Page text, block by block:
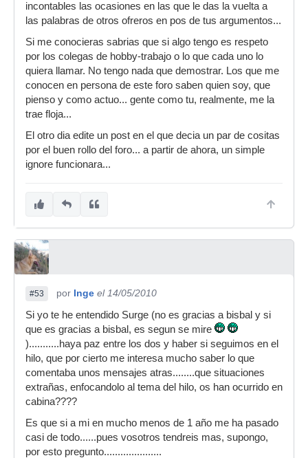
incontables las ocasiones en las que le das la vuelta a
las palabras de otros ofreros en pos de tus argumentos...
Si me conocieras sabrias que si algo tengo es respeto
por los colegas de hobby-trabajo o lo que cada uno lo
quiera llamar. No tengo nada que demostrar. Los que me
conocen en persona de este foro saben quien soy, que
pienso y como actuo... gente como tu, realmente, me la
trae floja...
El otro dia edite un post en el que decia un par de cositas
por el buen rollo del foro... a partir de ahora, un simple
ignore funcionara...
#53 por Inge el 14/05/2010
Si yo te he entendido Surge (no es gracias a bisbal y si
que es gracias a bisbal, es segun se mire
)...........haya paz entre los dos y haber si seguimos en el
hilo, que por cierto me interesa mucho saber lo que
comentaba unos mensajes atras........que situaciones
extrañas, enfocandolo al tema del hilo, os han ocurrido en
cabina????
Es que si a mi en mucho menos de 1 año me ha pasado
casi de todo......pues vosotros tendreis mas, supongo,
por esto pregunto.....................